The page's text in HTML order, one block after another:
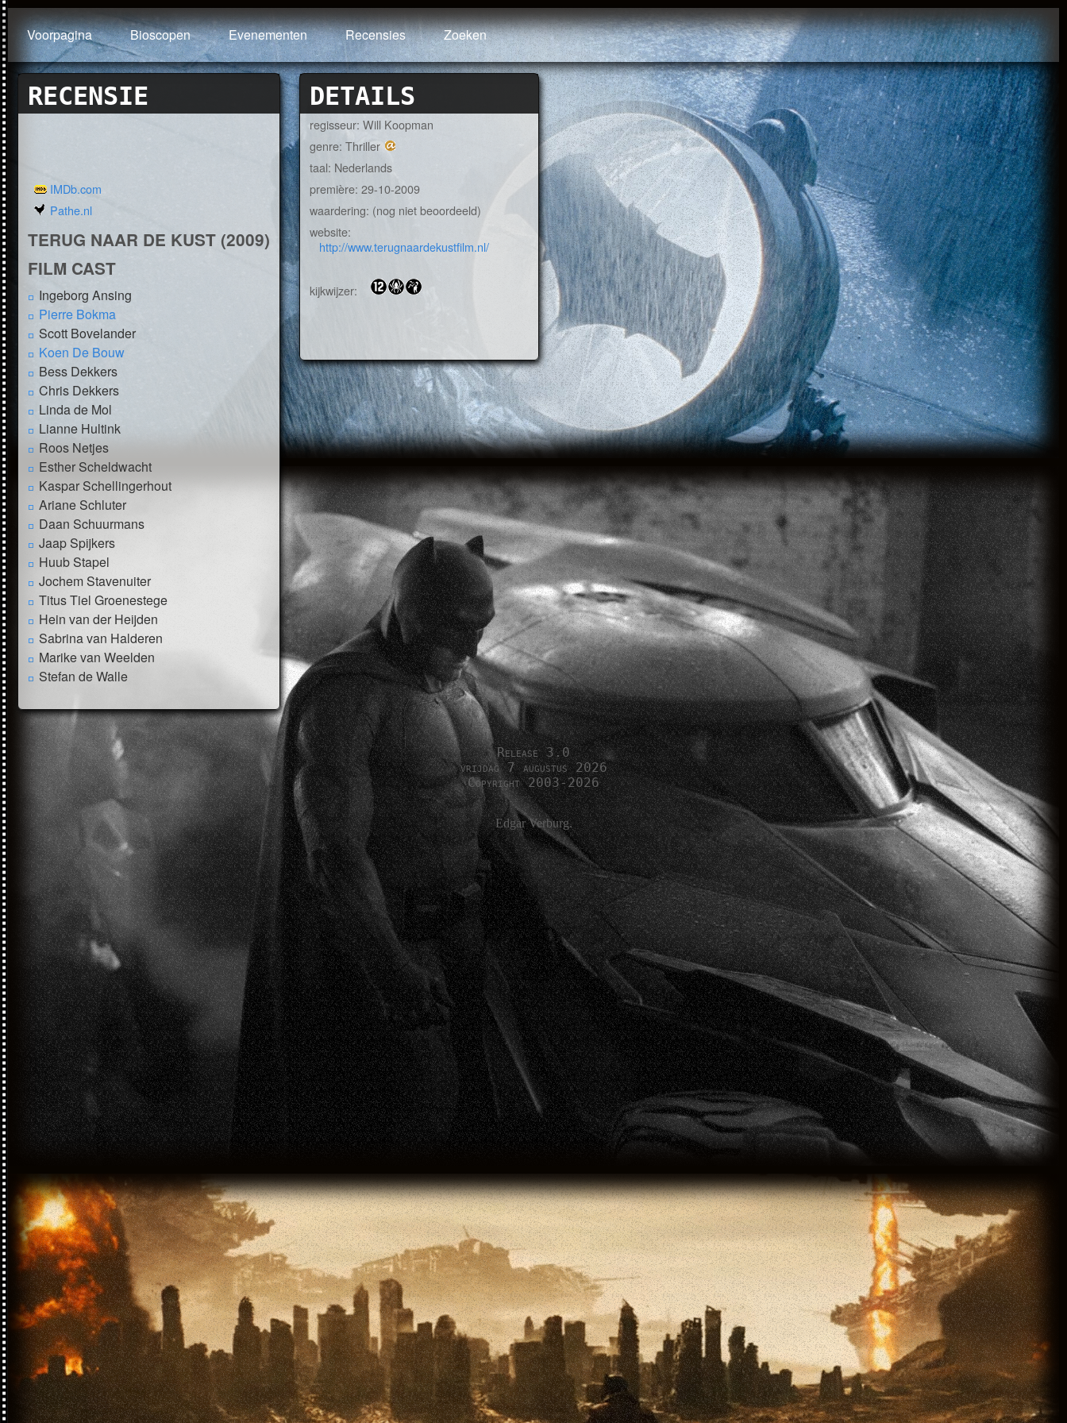
Voorpagina Bioscopen Evenementen Recensies Zoeken
RECENSIE
IMDb.com
Pathe.nl
TERUG NAAR DE KUST (2009)
FILM CAST
Ingeborg Ansing
Pierre Bokma
Scott Bovelander
Koen De Bouw
Bess Dekkers
Chris Dekkers
Linda de Mol
Lianne Hultink
Roos Netjes
Esther Scheldwacht
Kaspar Schellingerhout
Ariane Schluter
Daan Schuurmans
Jaap Spijkers
Huub Stapel
Jochem Stavenuiter
Titus Tiel Groenestege
Hein van der Heijden
Sabrina van Halderen
Marike van Weelden
Stefan de Walle
DETAILS
regisseur: Will Koopman
genre: Thriller
taal: Nederlands
première: 29-10-2009
waardering: (nog niet beoordeeld)
website:
http://www.terugnaardekustfilm.nl/
kijkwijzer:
Release 3.0
vrijdag 7 augustus 2026
Copyright 2003-2026
Edgar Verburg.